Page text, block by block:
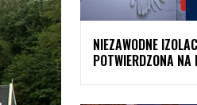
NIEZAWODNE
POTWIERDZONA